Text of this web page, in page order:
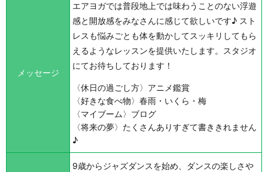
メッセージ
エアヨガでは普段地上では味わうことのない浮遊
感と開放感をみなさんに感じて欲しいです♪ スト
レスも悩みごとも体を動かしてスッキリしてもら
えるようなレッスンを提供いたします。スタジオ
にてお待ちしております！
〈休日の過ごし方〉アニメ鑑賞
〈好きな食べ物〉春雨・いくら・梅
〈マイブーム〉ブログ
〈将来の夢〉たくさんありすぎて書ききれません
♪
9歳からジャズダンスを始め、ダンスの楽しさや